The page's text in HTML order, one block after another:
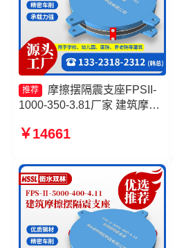
推荐
摩擦摆隔震支座FPSII-
1000-350-3.81厂家 建筑摩擦
支座 摩擦摆隔震支座FPSII-
￥14661